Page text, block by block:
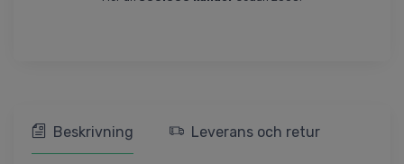
Beskrivning Leverans och retur